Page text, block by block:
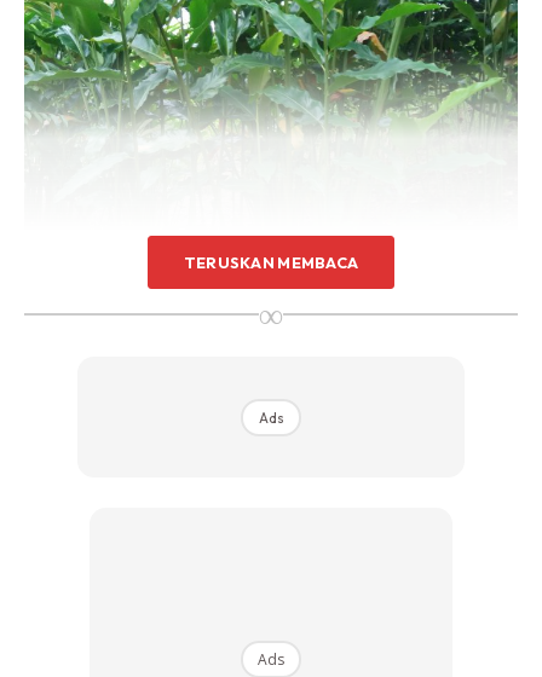
Sentuhan Midas penuh kemewahan dan elegant
untuk kediaman anda.
Rahsia dari IMPIANA, download sekarang di
TERUSKAN MEMBACA
∞
Ads
Ads